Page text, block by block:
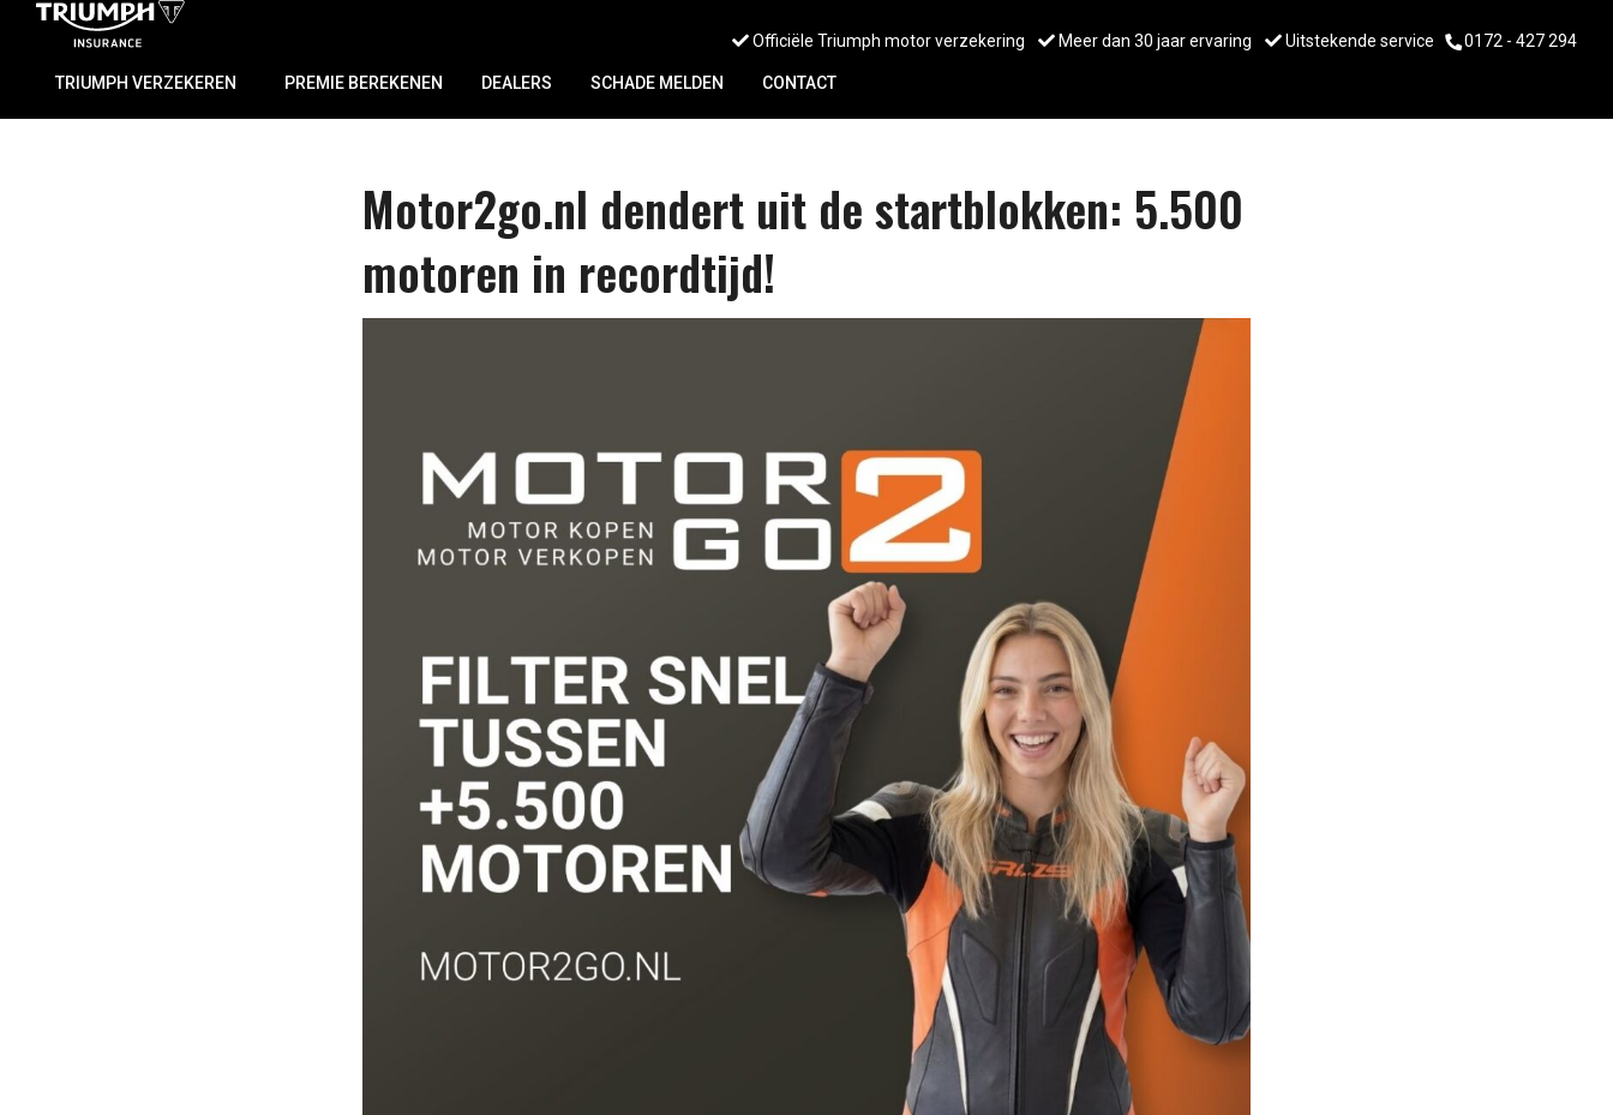
TRIUMPH VERZEKEREN PREMIE BEREKENEN DEALERS SCHADE MELDEN CONTACT
Officiële Triumph motor verzekering Meer dan 30 jaar ervaring Uitstekende service 0172 - 427 294
Motor2go.nl dendert uit de startblokken: 5.500
motoren in recordtijd!